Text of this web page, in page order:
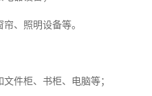
、照明设备等。
件柜、书柜、电脑等；